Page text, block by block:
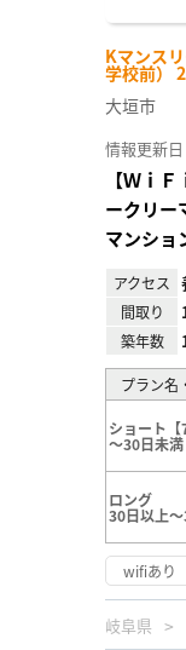
Kマンス
学校前）
大垣市
情報更新
【Ｗｉ
ークリー
マンショ
アクセス
間取り
築年数
プラン名
ショート【
～30日未満
ロング
30日以上
wifiあり
岐阜県